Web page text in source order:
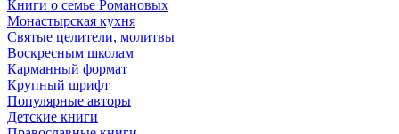
Книги о семье Романовых
Монастырская кухня
Святые целители, молитвы
Воскресным школам
Карманный формат
Крупный шрифт
Популярные авторы
Детские книги